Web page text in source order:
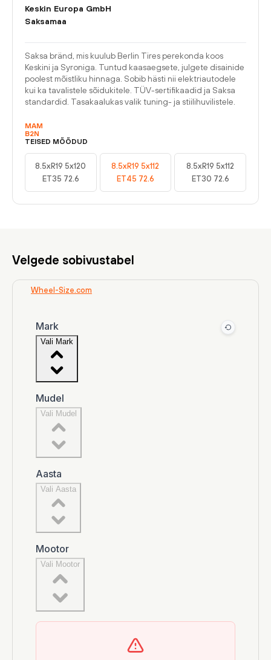
Keskin Europa GmbH
Saksamaa
Saksa bränd, mis kuulub Berlin Tires perekonda koos
Keskini ja Syroniga. Tuntud kaasaegsete, julgete disainide
poolest mõistliku hinnaga. Sobib hästi nii elektriautodele
kui ka tavalistele sõidukitele. TÜV-sertifikaadid ja Saksa
standardid. Tasakaalukas valik tuning- ja stiilihuvilistele.
MAM
B2N
TEISED MÕÕDUD
8.5xR19 5x120
ET35 72.6
8.5xR19 5x112
ET45 72.6
8.5xR19 5x112
ET30 72.6
Velgede sobivustabel
Wheel-Size.com